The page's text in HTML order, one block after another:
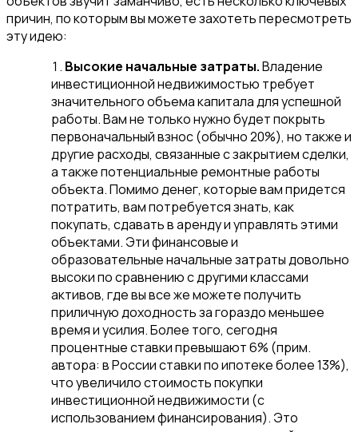
причин, по которым вы можете захотеть пересмотреть
эту идею:
Высокие начальные затраты.Владение
инвестиционной недвижимостью требует
значительного объема капитала для успешной
работы. Вам не только нужно будет покрыть
первоначальный взнос (обычно 20%), но также и
другие расходы, связанные с закрытием сделки,
а также потенциальные ремонтные работы
объекта. Помимо денег, которые вам придется
потратить, вам потребуется знать, как
покупать, сдавать в аренду и управлять этими
объектами. Эти финансовые и
образовательные начальные затраты довольно
высоки по сравнению с другими классами
активов, где вы все же можете получить
приличную доходность за гораздо меньшее
время и усилия. Более того, сегодня
процентные ставки превышают 6% (прим.
автора: в России ставки по ипотеке более 13%),
что увеличило стоимость покупки
инвестиционной недвижимости (с
использованием финансирования). Это